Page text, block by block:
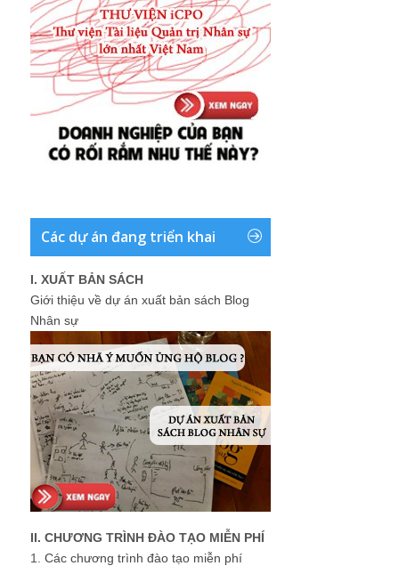
Các dự án đang triển khai
I. XUẤT BẢN SÁCH
Giới thiệu về dự án xuất bản sách Blog
Nhân sự
II. CHƯƠNG TRÌNH ĐÀO TẠO MIỄN PHÍ
1. Các chương trình đào tạo miễn phí